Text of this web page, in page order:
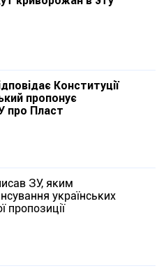
Конституції
пропонує
про Пласт
ЗУ, яким
українських
пропозиції